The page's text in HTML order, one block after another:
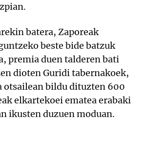
batera, Zaporeak
beste bide batzuk
premia duen talderen bati
dioten Guridi tabernakoek,
otsailean bildu dituzten 600
elkartekoei ematea erabaki
ikusten duzuen moduan.